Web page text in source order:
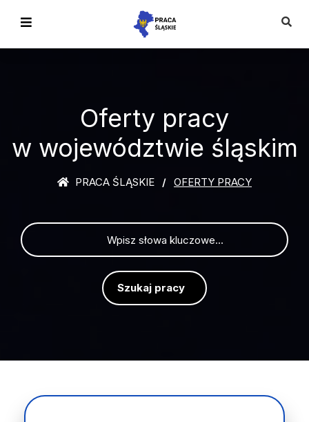
Oferty pracy
w województwie śląskim
PRACA ŚLĄSKIE OFERTY PRACY